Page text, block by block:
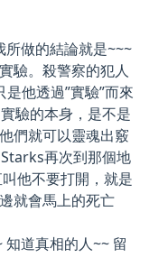
做的結論就是~~~
驗。殺警察的犯人
他透過”實驗”而來
驗的本身，是不是
們就可以靈魂出竅
再次到那個地
他不要打開，就是
就會馬上的死亡
知道真相的人~~ 留